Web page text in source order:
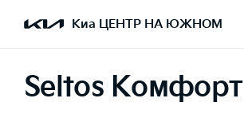
Киа ЦЕНТР НА ЮЖНОМ
Seltos Комфорт